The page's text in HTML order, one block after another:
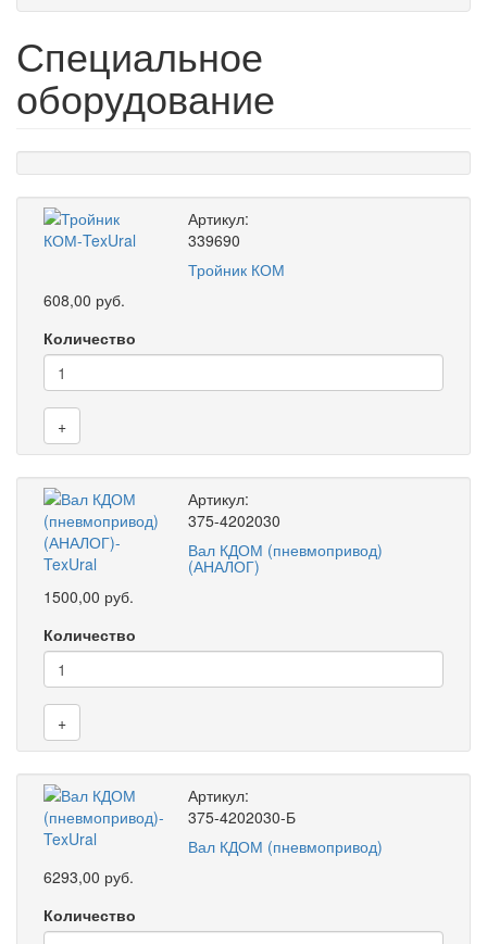
Специальное
оборудование
Артикул:
339690
Тройник КОМ
608,00 руб.
Количество
+
Артикул:
375-4202030
Вал КДОМ (пневмопривод)
(АНАЛОГ)
1500,00 руб.
Количество
+
Артикул:
375-4202030-Б
Вал КДОМ (пневмопривод)
6293,00 руб.
Количество